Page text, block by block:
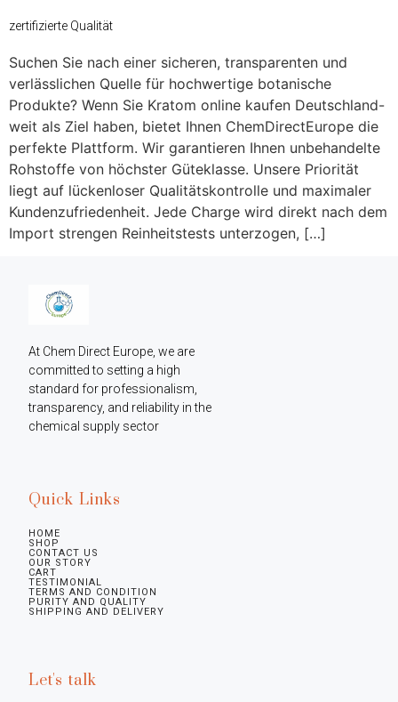
zertifizierte Qualität
Suchen Sie nach einer sicheren, transparenten und
verlässlichen Quelle für hochwertige botanische
Produkte? Wenn Sie Kratom online kaufen Deutschland-
weit als Ziel haben, bietet Ihnen ChemDirectEurope die
perfekte Plattform. Wir garantieren Ihnen unbehandelte
Rohstoffe von höchster Güteklasse. Unsere Priorität
liegt auf lückenloser Qualitätskontrolle und maximaler
Kundenzufriedenheit. Jede Charge wird direkt nach dem
Import strengen Reinheitstests unterzogen, […]
At Chem Direct Europe, we are
committed to setting a high
standard for professionalism,
transparency, and reliability in the
chemical supply sector
Quick Links
HOME
SHOP
CONTACT US
OUR STORY
CART
TESTIMONIAL
TERMS AND CONDITION
PURITY AND QUALITY
SHIPPING AND DELIVERY
Let's talk